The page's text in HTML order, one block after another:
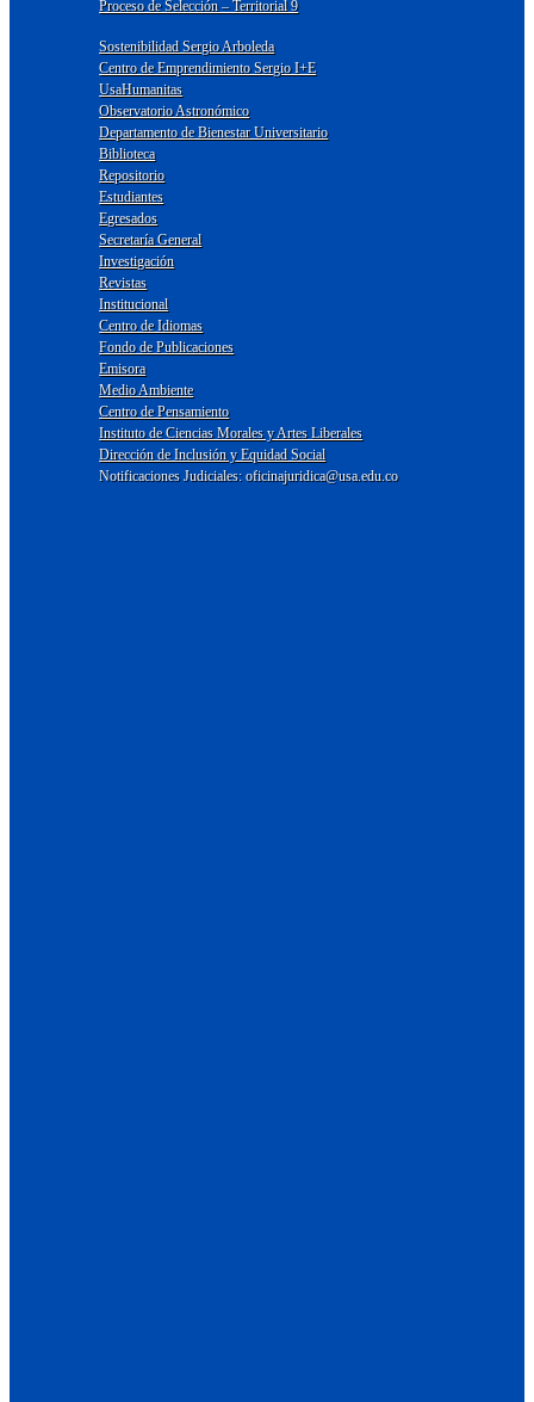
Proceso de Selección – Territorial 9
Sostenibilidad Sergio Arboleda
Centro de Emprendimiento Sergio I+E
UsaHumanitas
Observatorio Astronómico
Departamento de Bienestar Universitario
Biblioteca
Repositorio
Estudiantes
Egresados
Secretaría General
Investigación
Revistas
Institucional
Centro de Idiomas
Fondo de Publicaciones
Emisora
Medio Ambiente
Centro de Pensamiento
Instituto de Ciencias Morales y Artes Liberales
Dirección de Inclusión y Equidad Social
Notificaciones Judiciales: oficinajuridica@usa.edu.co